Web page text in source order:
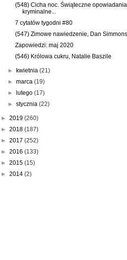
(548) Cicha noc. Świąteczne opowiadania
kryminalne...
7 cytatów tygodni #80
(547) Zimowe nawiedzenie, Dan Simmons
Zapowiedzi: maj 2020
(546) Królowa cukru, Natalie Baszile
► kwietnia(21)
►marca(19)
►
lutego(17)
►stycznia(22)
► 2019 (260)
► 2018 (187)
► 2017 (252)
► 2016 (133)
► 2015 (15)
► 2014 (2)